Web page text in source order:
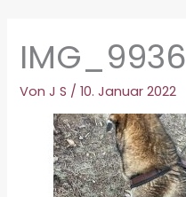
IMG_9936
VonJ S /10. Januar 2022